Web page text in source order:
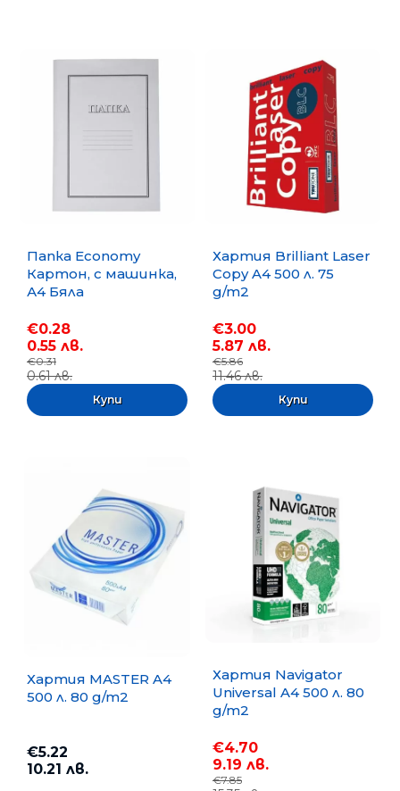
Папка Economy
Картон, с машинка,
А4 Бяла
€0.28
0.55 лв.
€0.31
0.61 лв.
Хартия Brilliant Laser
Copy A4 500 л. 75
g/m2
€3.00
5.87 лв.
€5.86
11.46 лв.
Хартия MASTER A4
500 л. 80 g/m2
€5.22
10.21 лв.
Хартия Navigator
Universal A4 500 л. 80
g/m2
€4.70
9.19 лв.
€7.85